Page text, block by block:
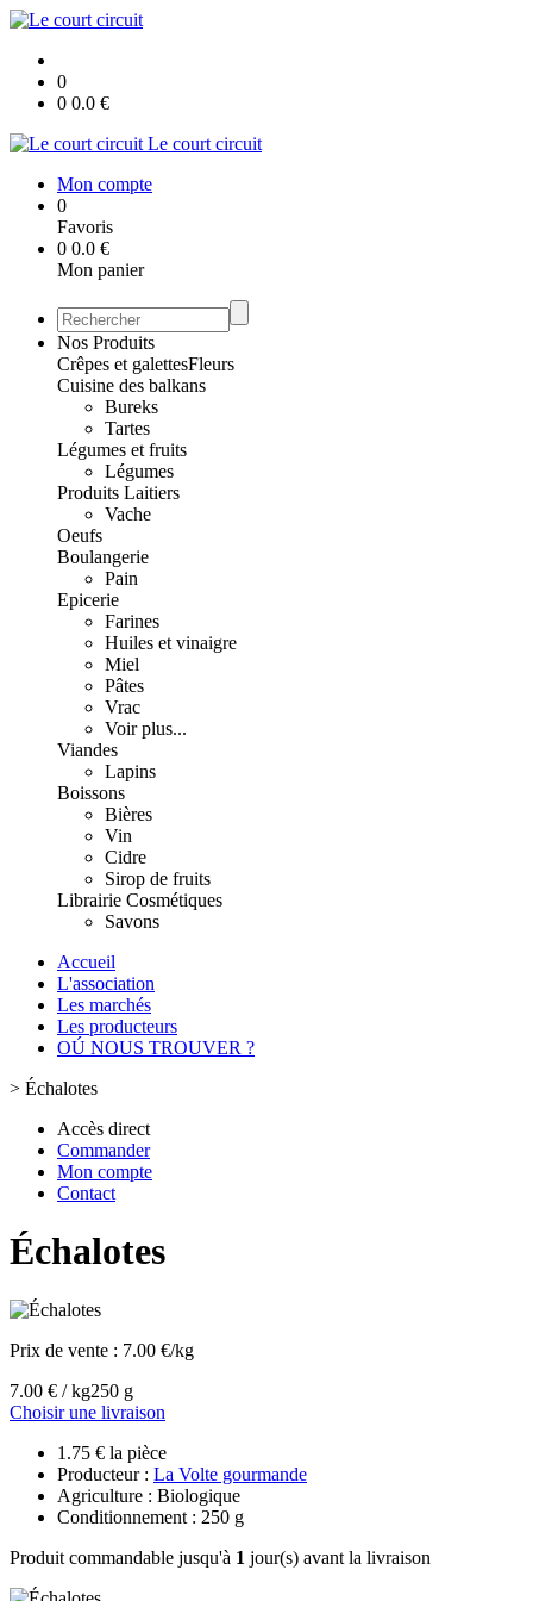
0
0 0.0 €
Le court circuit
Mon compte
0
Favoris
0 0.0 €
Mon panier
Nos Produits
Crêpes et galettesFleurs
Cuisine des balkans
Bureks
Tartes
Légumes et fruits
Légumes
Produits Laitiers
Vache
Oeufs
Boulangerie
Pain
Epicerie
Farines
Huiles et vinaigre
Miel
Pâtes
Vrac
Voir plus...
Viandes
Lapins
Boissons
Bières
Vin
Cidre
Sirop de fruits
Librairie Cosmétiques
Savons
Accueil
L'association
Les marchés
Les producteurs
OÚ NOUS TROUVER ?
> Échalotes
Accès direct
Commander
Mon compte
Contact
Échalotes
Prix de vente : 7.00 €/kg
7.00 € / kg250 g
Choisir une livraison
1.75 € la pièce
Producteur : La Volte gourmande
Agriculture : Biologique
Conditionnement : 250 g
Produit commandable jusqu'à 1 jour(s) avant la livraison